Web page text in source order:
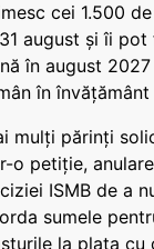
cei 1.500
august și îi pot
în august
în învățământ
mulți părinți
o petiție,
ISMB de a
sumele
la plata cu